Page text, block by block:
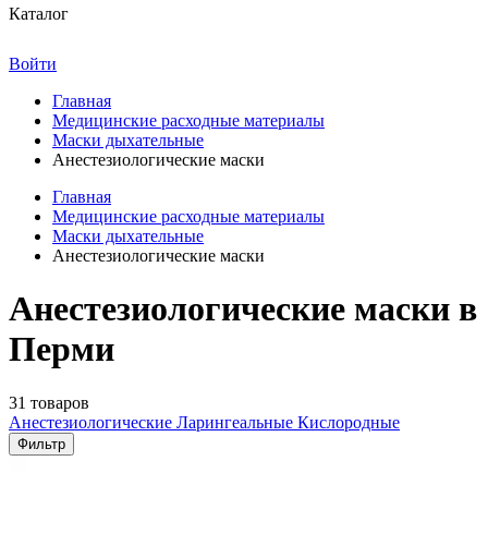
Каталог
Войти
Главная
Медицинские расходные материалы
Маски дыхательные
Анестезиологические маски
Главная
Медицинские расходные материалы
Маски дыхательные
Анестезиологические маски
Анестезиологические маски в
Перми
31 товаров
Анестезиологические Ларингеальные Кислородные
Фильтр